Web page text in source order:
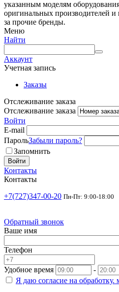
указанным моделям
оригинальных производителей
за прочие бренды.
Меню
Найти
Аккаунт
Учетная запись
Заказы
Отслеживание заказа
Отслеживание заказа
Войти
E-mail
ПарольЗабыли пароль?
Запомнить
Войти
Контакты
Контакты
+7(727)347-00-20 Пн-Пт: 9:00-18:00
Обратный звонок
Ваше имя
Телефон
Удобное время
-
Я даю согласие на обработку.